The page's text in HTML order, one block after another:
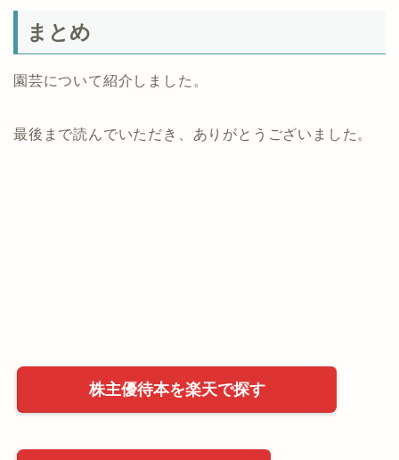
まとめ
園芸について紹介しました。
最後まで読んでいただき、ありがとうございました。
株主優待本を楽天で探す